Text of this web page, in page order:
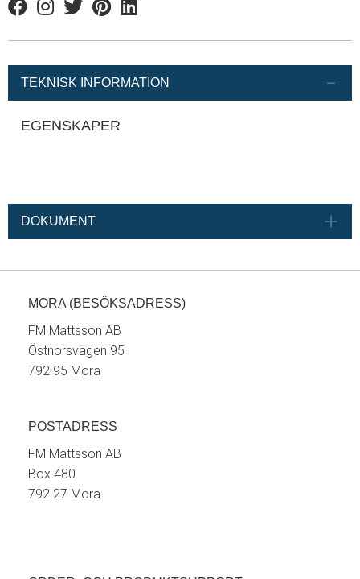
FacebookInstagram
TwitterPinterestLinkedin
TEKNISK INFORMATION
EGENSKAPER
DOKUMENT
MORA (BESÖKSADRESS)
FM Mattsson AB
Östnorsvägen 95
792 95 Mora
POSTADRESS
FM Mattsson AB
Box 480
792 27 Mora